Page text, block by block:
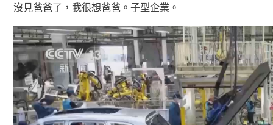
沒見爸爸了，我很想爸爸。子型企業。